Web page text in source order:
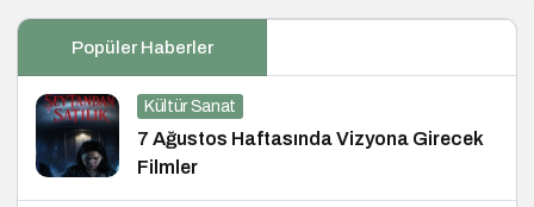
Popüler Haberler
Kültür Sanat
7 Ağustos Haftasında Vizyona Girecek
Filmler